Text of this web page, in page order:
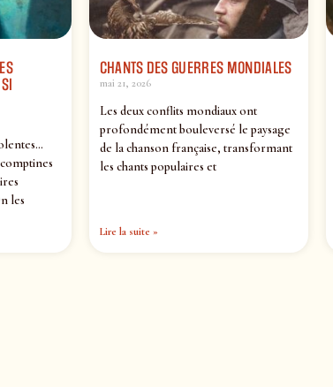
les
CHANTS DES GUERRES MONDIALES
mai 21, 2026
Les deux conflits mondiaux ont
profondément bouleversé le paysage
de la chanson française, transformant
les chants populaires et
Lire la suite »